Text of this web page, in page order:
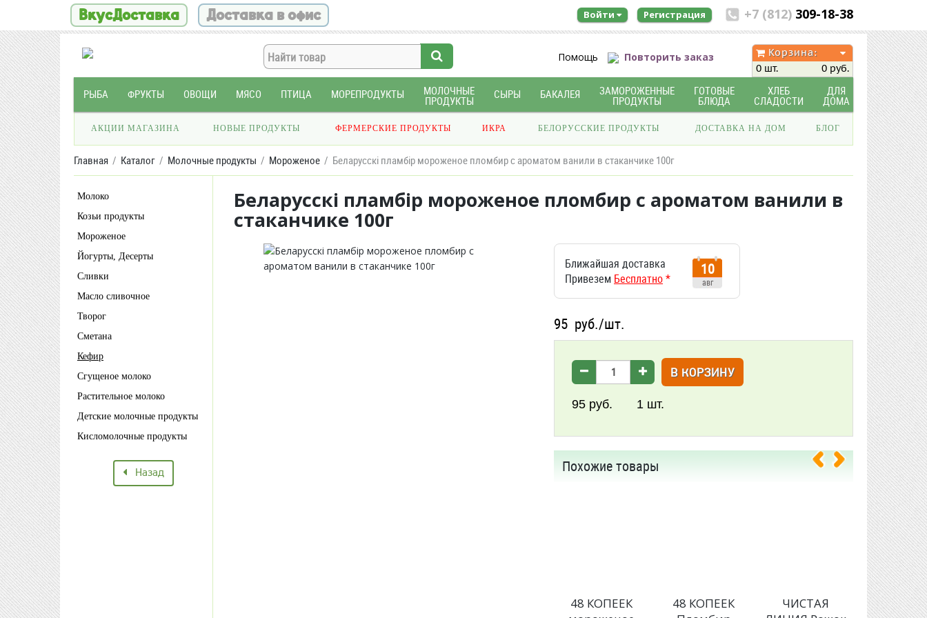
ВкусДоставка Доставка в офис +7 (812) 309-18-38
Войти Регистрация
Помощь Повторить заказ
Корзина:
0 шт.
0 руб.
РЫБА ФРУКТЫ ОВОЩИ МЯСО ПТИЦА МОРЕПРОДУКТЫ МОЛОЧНЫЕ
ПРОДУКТЫ
СЫРЫ БАКАЛЕЯ ЗАМОРОЖЕННЫЕ
ПРОДУКТЫ
ГОТОВЫЕ
БЛЮДА
ХЛЕБ
СЛАДОСТИ
ДЛЯ
ДОМА
АКЦИИ МАГАЗИНА НОВЫЕ ПРОДУКТЫ ФЕРМЕРСКИЕ ПРОДУКТЫ ИКРА БЕЛОРУССКИЕ ПРОДУКТЫ ДОСТАВКА НА ДОМ БЛОГ
Главная Каталог Молочные продукты Мороженое Беларусскi пламбiр мороженое пломбир с ароматом ванили в стаканчике 100г
Молоко
Козьи продукты
Мороженое
Йогурты, Десерты
Сливки
Масло сливочное
Творог
Сметана
Кефир
Сгущеное молоко
Растительное молоко
Детские молочные продукты
Кисломолочные продукты
Назад
Беларусскi пламбiр мороженое пломбир с ароматом ванили в
стаканчике 100г
Ближайшая доставка
Привезем Бесплатно*
10
авг
95 руб./шт.
В КОРЗИНУ
95 руб. 1 шт.
Похожие товары
48 КОПЕЕК
48 КОПЕЕК
ЧИСТАЯ